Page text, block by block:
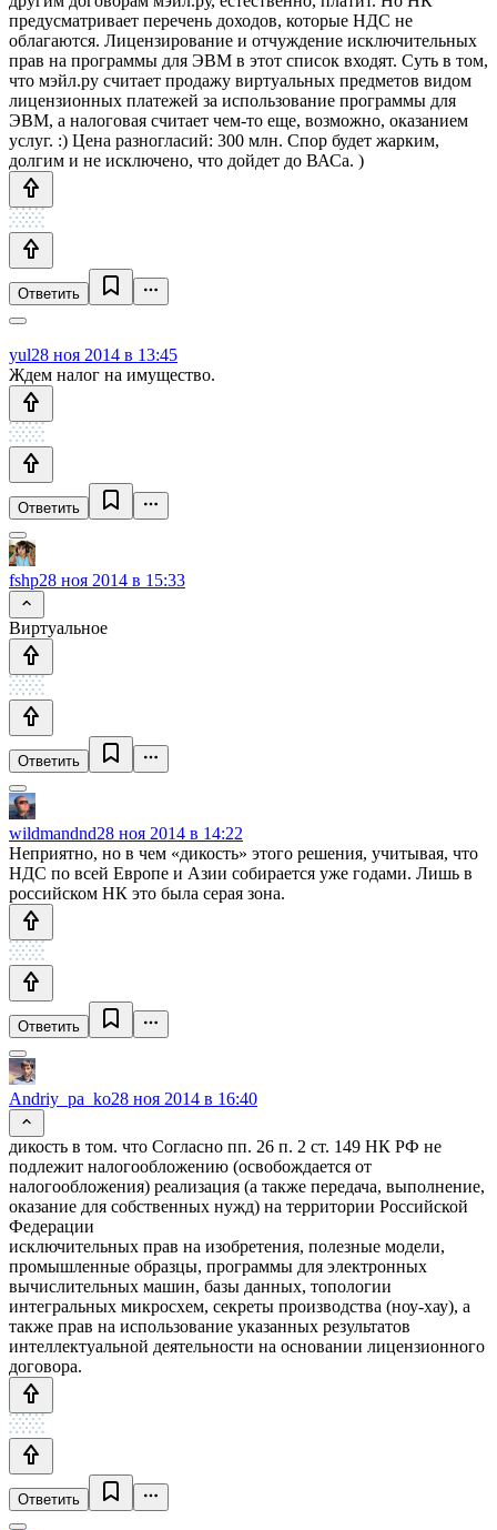
предусматривает перечень доходов, которые НДС не
облагаются. Лицензирование и отчуждение исключительных
прав на программы для ЭВМ в этот список входят. Суть в том,
что мэйл.ру считает продажу виртуальных предметов видом
лицензионных платежей за использование программы для
ЭВМ, а налоговая считает чем-то еще, возможно, оказанием
услуг. :) Цена разногласий: 300 млн. Спор будет жарким,
долгим и не исключено, что дойдет до ВАСа. )
Ответить
yul28 ноя 2014 в 13:45
Ждем налог на имущество.
Ответить
fshp28 ноя 2014 в 15:33
Виртуальное
Ответить
wildmandnd28 ноя 2014 в 14:22
Неприятно, но в чем «дикость» этого решения, учитывая, что
НДС по всей Европе и Азии собирается уже годами. Лишь в
российском НК это была серая зона.
Ответить
Andriy_pa_ko28 ноя 2014 в 16:40
дикость в том. что Согласно пп. 26 п. 2 ст. 149 НК РФ не
подлежит налогообложению (освобождается от
налогообложения) реализация (а также передача, выполнение,
оказание для собственных нужд) на территории Российской
Федерации
исключительных прав на изобретения, полезные модели,
промышленные образцы, программы для электронных
вычислительных машин, базы данных, топологии
интегральных микросхем, секреты производства (ноу-хау), а
также прав на использование указанных результатов
интеллектуальной деятельности на основании лицензионного
договора.
Ответить